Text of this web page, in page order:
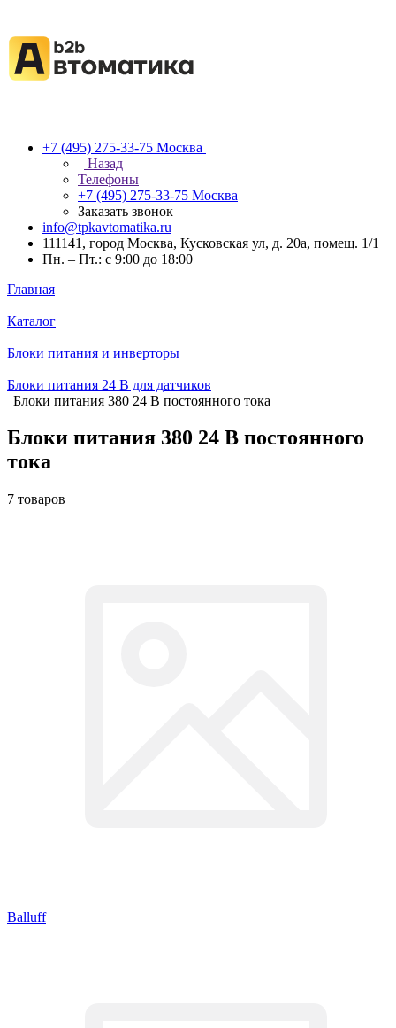
+7 (495) 275-33-75 Москва
Назад
Телефоны
+7 (495) 275-33-75 Москва
Заказать звонок
info@tpkavtomatika.ru
111141, город Москва, Кусковская ул, д. 20а, помещ. 1/1
Пн. – Пт.: с 9:00 до 18:00
Главная
Каталог
Блоки питания и инверторы
Блоки питания 24 В для датчиков
Блоки питания 380 24 В постоянного тока
Блоки питания 380 24 В постоянного
тока
7 товаров
Balluff